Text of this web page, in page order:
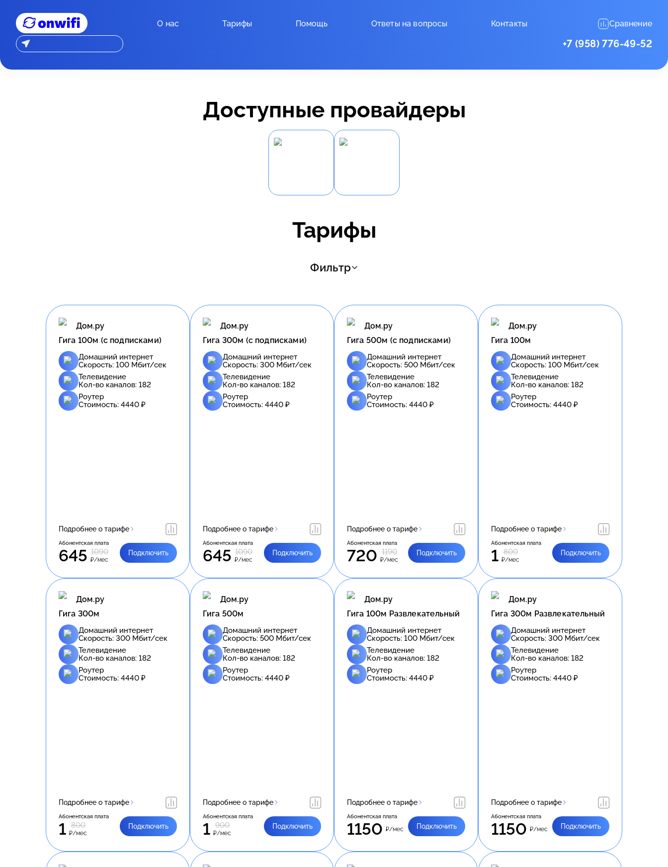
О нас Тарифы Помощь Ответы на вопросы Контакты Сравнение
+7 (958) 776-49-52
Доступные провайдеры
Тарифы
Фильтр
Дом.ру
Гига 100м (с подписками)
Домашний интернет
Скорость: 100 Мбит/сек
Телевидение
Кол-во каналов: 182
Роутер
Стоимость: 4440 ₽
Подробнее о тарифе
Абонентская плата
645 1090
₽/мес
Подключить
Дом.ру
Гига 300м (с подписками)
Домашний интернет
Скорость: 300 Мбит/сек
Телевидение
Кол-во каналов: 182
Роутер
Стоимость: 4440 ₽
Подробнее о тарифе
Абонентская плата
645 1090
₽/мес
Подключить
Дом.ру
Гига 500м (с подписками)
Домашний интернет
Скорость: 500 Мбит/сек
Телевидение
Кол-во каналов: 182
Роутер
Стоимость: 4440 ₽
Подробнее о тарифе
Абонентская плата
720 1190
₽/мес
Подключить
Дом.ру
Гига 100м
Домашний интернет
Скорость: 100 Мбит/сек
Телевидение
Кол-во каналов: 182
Роутер
Стоимость: 4440 ₽
Подробнее о тарифе
Абонентская плата
1 800
₽/мес
Подключить
Дом.ру
Гига 300м
Домашний интернет
Скорость: 300 Мбит/сек
Телевидение
Кол-во каналов: 182
Роутер
Стоимость: 4440 ₽
Подробнее о тарифе
Абонентская плата
1 800
₽/мес
Подключить
Дом.ру
Гига 500м
Домашний интернет
Скорость: 500 Мбит/сек
Телевидение
Кол-во каналов: 182
Роутер
Стоимость: 4440 ₽
Подробнее о тарифе
Абонентская плата
1 900
₽/мес
Подключить
Дом.ру
Гига 100м Развлекательный
Домашний интернет
Скорость: 100 Мбит/сек
Телевидение
Кол-во каналов: 182
Роутер
Стоимость: 4440 ₽
Подробнее о тарифе
Абонентская плата
1150 ₽/мес Подключить
Дом.ру
Гига 300м Развлекательный
Домашний интернет
Скорость: 300 Мбит/сек
Телевидение
Кол-во каналов: 182
Роутер
Стоимость: 4440 ₽
Подробнее о тарифе
Абонентская плата
1150 ₽/мес Подключить